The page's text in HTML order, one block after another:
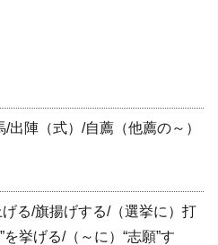
/出陣（式）/自薦（他薦の～）
る/旗揚げする/（選挙に）打
挙げる/（～に）“志願”す